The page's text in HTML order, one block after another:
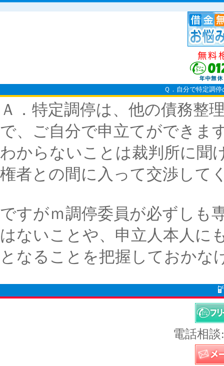
Ｑ．自分で特定調
Ａ．特定調停は、他の債務整
で、ご自分で申立てができま
わからないことは裁判所に聞
権者との間に入って交渉して
ですがｍ調停委員が必ずしも
はないことや、申立人本人に
となることを把握しておかな
電話相